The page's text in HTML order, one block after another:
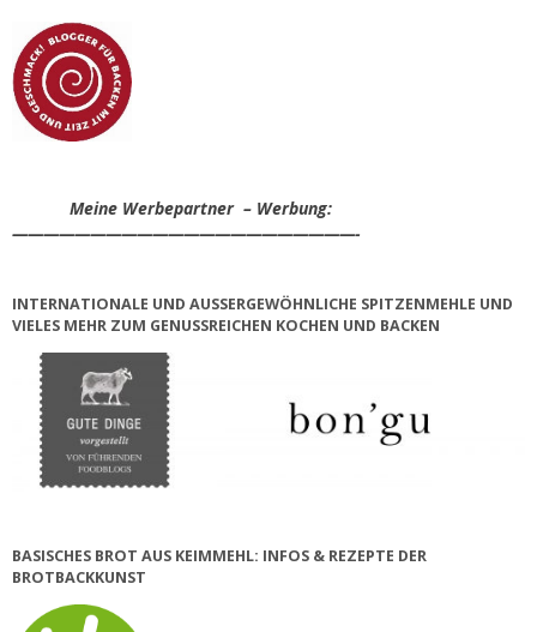
Meine Werbepartner – Werbung:
——————————————————————-
INTERNATIONALE UND AUSSERGEWÖHNLICHE SPITZENMEHLE UND V
IELES MEHR ZUM GENUSSREICHEN KOCHEN UND BACKEN
BASISCHES BROT AUS KEIMMEHL: INFOS & REZEPTE DER
BROTBACKKUNST